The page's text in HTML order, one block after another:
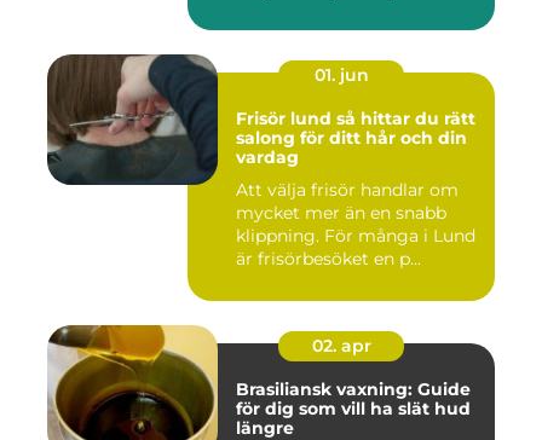
01. jun
Frisör lund så hittar du rätt
salong för ditt hår och din
vardag
Att välja frisör handlar om
mycket mer än en snabb
klippning. För många i Lund
är frisörbesöket en p...
02. apr
Brasiliansk vaxning: Guide
för dig som vill ha slät hud
längre